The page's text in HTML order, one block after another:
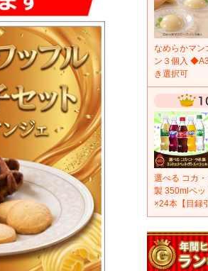
なめらかマン
ン３個入
き選択可
選べる コカ
製 350mlペッ
×24本【目録